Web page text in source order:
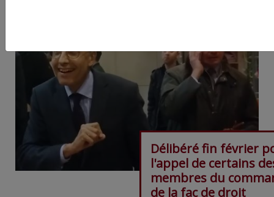
Délibéré fin février
l'appel de certains
membres du
de la fac de droit